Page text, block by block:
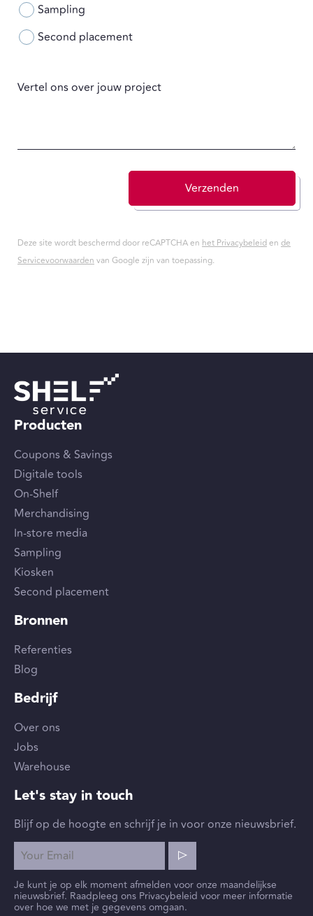
Sampling
Second placement
Vertel ons over jouw project
Verzenden
Deze site wordt beschermd door reCAPTCHA en het Privacybeleiden de
Servicevoorwaardenvan Google zijn van toepassing.
Producten
Coupons & Savings
Digitale tools
On-Shelf
Merchandising
In-store media
Sampling
Kiosken
Second placement
Bronnen
Referenties
Blog
Bedrijf
Over ons
Jobs
Warehouse
Let's stay in touch
Blijf op de hoogte en schrijf je in voor onze nieuwsbrief.
Je kunt je op elk moment afmelden voor onze maandelijkse
nieuwsbrief. Raadpleeg ons Privacybeleid voor meer informatie
over hoe we met je gegevens omgaan.